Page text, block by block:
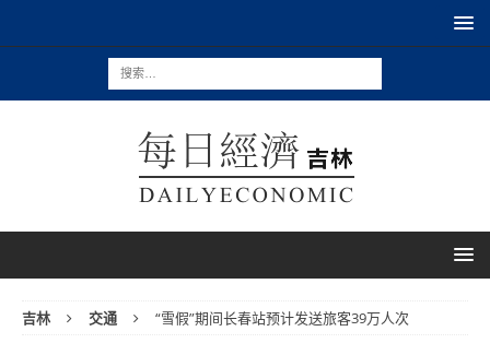
吉林 交通 “雪假”期间长春站预计发送旅客39万人次